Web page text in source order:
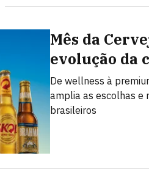
Mês da
evolução da
De wellness à
amplia as escolhas e
brasileiros